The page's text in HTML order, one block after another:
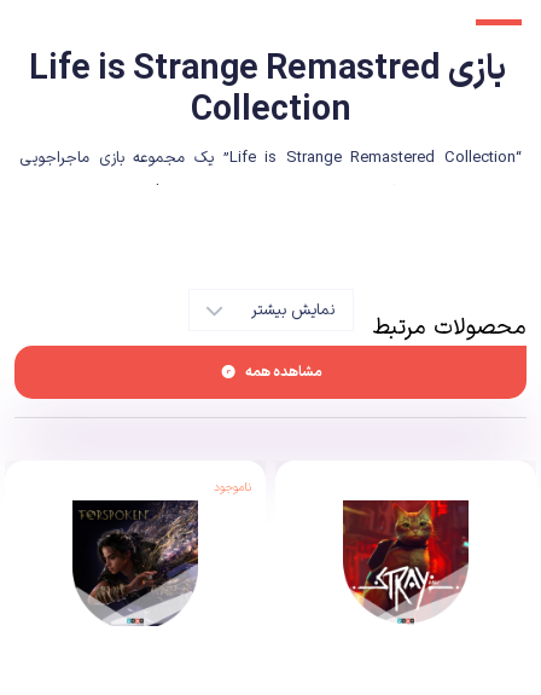
بازی Life is Strange Remastred
Collection
“Life is Strange Remastered Collection” یک مجموعه بازی ماجراجویی
نمایش بیشتر محصولات مرتبط
مشاهده همه
ناموجود